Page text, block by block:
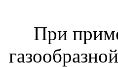
При